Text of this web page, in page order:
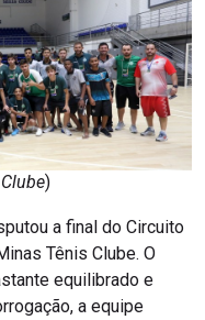
)
a final do Circuito
Tênis Clube. O
equilibrado e
a equipe